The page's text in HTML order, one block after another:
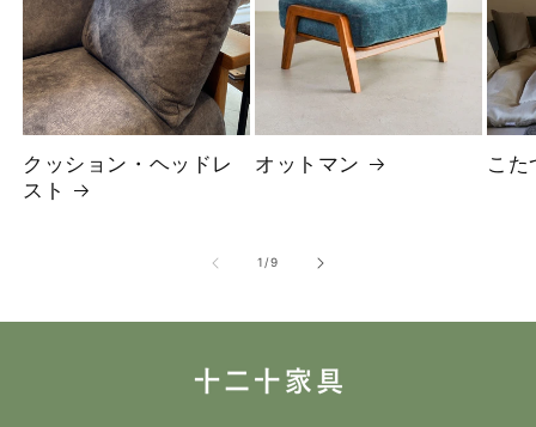
クッション・ヘッドレ
スト
オットマン こた
1 /の
9